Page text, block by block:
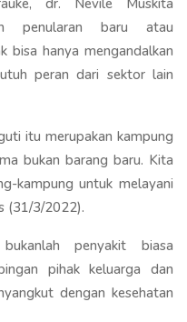
penularan baru atau
bisa hanya mengandalkan
peran dari sektor lain
itu merupakan kampung
bukan barang baru. Kita
kampung untuk melayani
(31/3/2022).
penyakit biasa
pihak keluarga dan
dengan kesehatan